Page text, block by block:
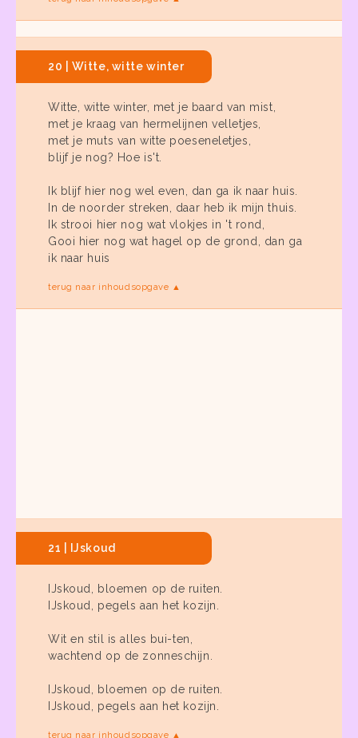
20 | Witte, witte winter
Witte, witte winter, met je baard van mist,
met je kraag van hermelijnen velletjes,
met je muts van witte poeseneletjes,
blijf je nog? Hoe is't.
Ik blijf hier nog wel even, dan ga ik naar huis.
In de noorder streken, daar heb ik mijn thuis.
Ik strooi hier nog wat vlokjes in 't rond,
Gooi hier nog wat hagel op de grond, dan ga
ik naar huis
terug naar inhoudsopgave ▲
21 | IJskoud
IJskoud, bloemen op de ruiten.
IJskoud, pegels aan het kozijn.
Wit en stil is alles bui-ten,
wachtend op de zonneschijn.
IJskoud, bloemen op de ruiten.
IJskoud, pegels aan het kozijn.
terug naar inhoudsopgave ▲